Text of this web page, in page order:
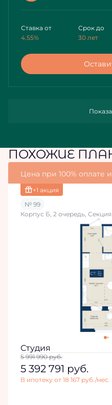
Ставка от
4.55%
Срок до
30 лет
ПОХОЖИЕ
Цена при 100% оплате
+1 акция
№ 99
Корпус Б, 2 очередь,
Студия
5 991 990руб.
5 392 791 руб.
В ипотеку от 18 167 руб./мес.